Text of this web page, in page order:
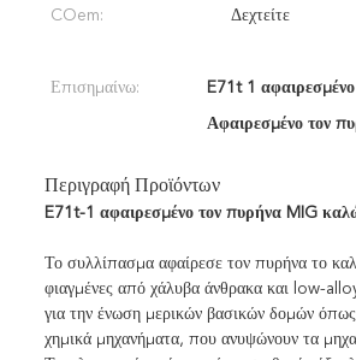
COem: Δεχτείτε
Επισημαίνω: E71t 1
Αφαιρεσμένο τον
Περιγραφή Προϊόντων
E71t-1 αφαιρεσμένο τον πυρήνα MIG
Το συλλίπασμα αφαίρεσε τον πυρήνα το
φιαγμένες από χάλυβα άνθρακα και low-
για την ένωση μερικών βασικών δομών
χημικά μηχανήματα, που ανυψώνουν τα